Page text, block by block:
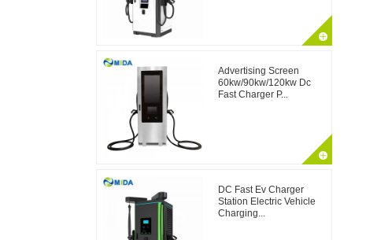
Advertising Screen
60kw/90kw/120kw Dc
Fast Charger P...
DC Fast Ev Charger
Station Electric Vehicle
Charging...